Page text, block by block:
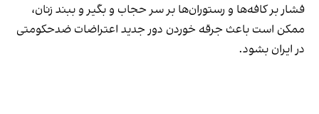
فشار بر کافه‌ها و رستوران‌ها بر سر حجاب و بگیر و ببند زنان،
ممکن است باعث جرقه خوردن دور جدید اعتراضات ضدحکومتی
در ایران بشود.